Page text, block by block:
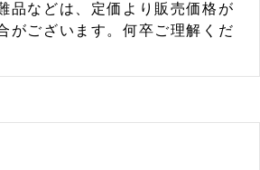
品などは、定価より販売価格が
がございます。何卒ご理解くだ